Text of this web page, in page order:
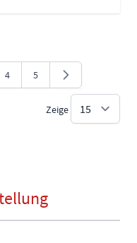
Seite
Seite
4 Seite
5
Zeige